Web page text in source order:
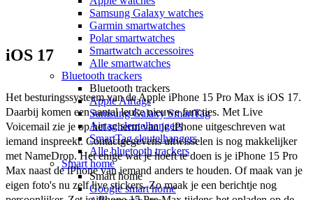
Samsung Galaxy watches
Garmin smartwatches
Polar smartwatches
Smartwatch accessoires
Alle smartwatches
Bluetooth trackers
Bluetooth trackers
Apple Airtags
Samsung Galaxy SmartTag
Airtag sleutelhangers
SmartTag sleutelhangers
Alle bluetooth trackers
Smart home
Smart home
Google smart home
iOS 17
Het besturingssysteem van de Apple iPhone 15 Pro Max is iOS 17.
Daarbij komen een aantal leuke nieuwe functies. Met Live
Voicemail zie je op het scherm van je iPhone uitgeschreven wat
iemand inspreekt. Contactgegevens uitwisselen is nog makkelijker
met NameDrop. Het enige wat je hoeft te doen is je iPhone 15 Pro
Max naast de iPhone van iemand anders te houden. Of maak van je
eigen foto's nu zelf live stickers. Zo maak je een berichtje nog